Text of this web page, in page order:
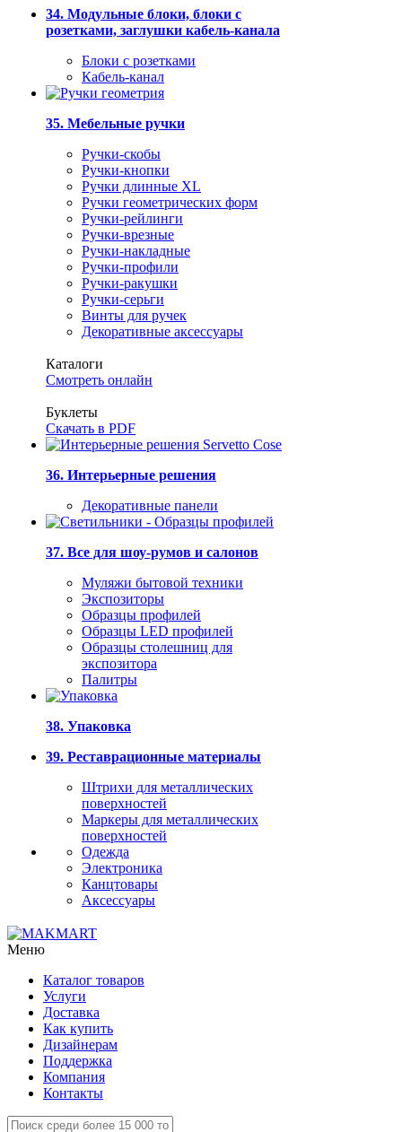
34. Модульные блоки, блоки с
розетками, заглушки кабель-канала
Блоки с розетками
Кабель-канал
35. Мебельные ручки
Ручки-скобы
Ручки-кнопки
Ручки длинные XL
Ручки геометрических форм
Ручки-рейлинги
Ручки-врезные
Ручки-накладные
Ручки-профили
Ручки-ракушки
Ручки-серьги
Винты для ручек
Декоративные аксессуары
Каталоги
Смотреть онлайн
Буклеты
Скачать в PDF
36. Интерьерные решения
Декоративные панели
37. Все для шоу-румов и салонов
Муляжи бытовой техники
Экспозиторы
Образцы профилей
Образцы LED профилей
Образцы столешниц для
экспозитора
Палитры
38. Упаковка
39. Реставрационные материалы
Штрихи для металлических
поверхностей
Маркеры для металлических
поверхностей
Одежда
Электроника
Канцтовары
Аксессуары
Меню
Каталог товаров
Услуги
Доставка
Как купить
Дизайнерам
Поддержка
Компания
Контакты